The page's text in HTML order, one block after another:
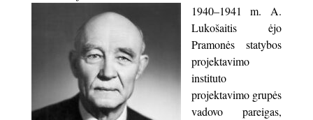
1940–1941 m. A.
Lukošaitis ėjo
Pramonės statybos
projektavimo
instituto
projektavimo grupės
vadovo pareigas,